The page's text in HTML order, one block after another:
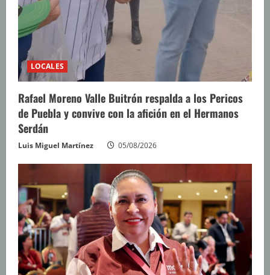
LOCALES
Rafael Moreno Valle Buitrón respalda a los Pericos
de Puebla y convive con la afición en el Hermanos
Serdán
Luis Miguel Martínez 05/08/2026